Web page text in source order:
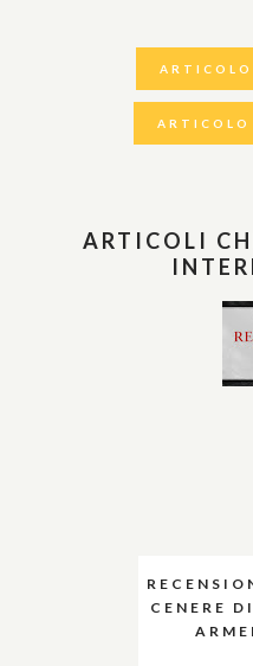
ARTICOLO
ARTICOLO
ARTICOLI
CENERE